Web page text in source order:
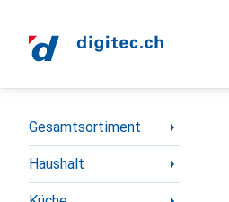
Navigation nach Kategorien
Gesamtsortiment
Haushalt